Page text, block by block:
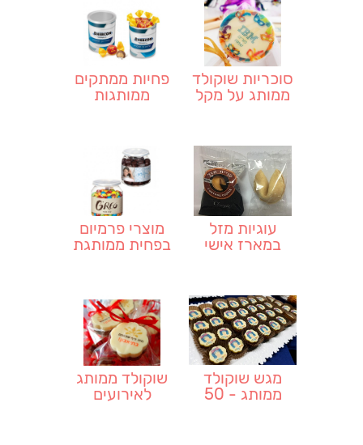
סוכריות שוקולד
ממותג על מקל
פחיות ממתקים
ממותגות
עוגיות מזל
במארז אישי
מוצרי פרמיום
בפחית ממותגת
מגש שוקולד
ממותג - 50
שוקולד ממותג
לאירועים